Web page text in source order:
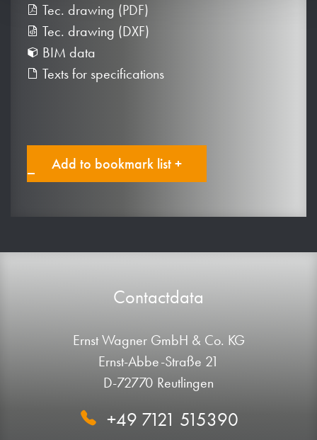
Tec. drawing (PDF)
Tec. drawing (DXF)
BIM data
Texts for specifications
Add to bookmark list +
Contactdata
Ernst Wagner GmbH & Co. KG
Ernst-Abbe-Straße 21
D-72770 Reutlingen
+49 7121 515390